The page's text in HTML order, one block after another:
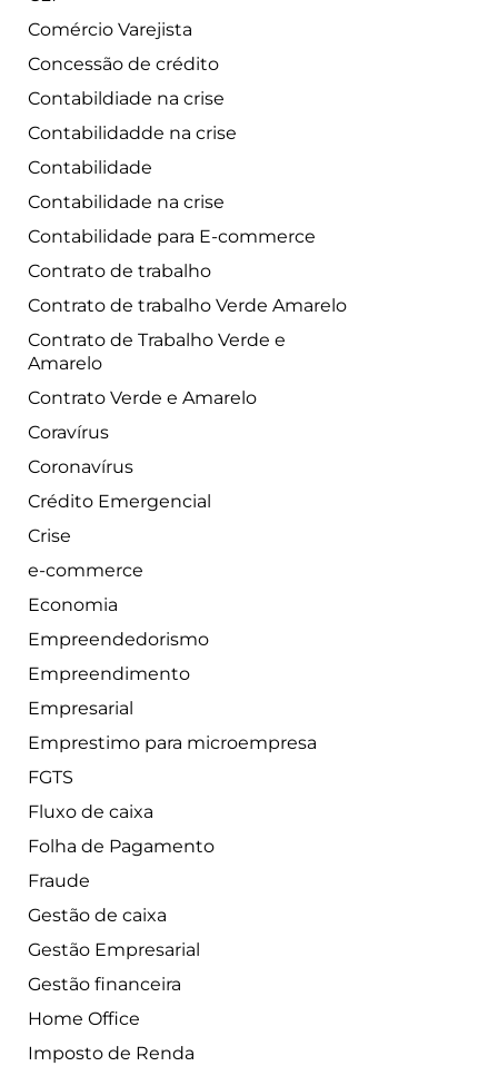
Comércio Varejista
Concessão de crédito
Contabildiade na crise
Contabilidadde na crise
Contabilidade
Contabilidade na crise
Contabilidade para E-commerce
Contrato de trabalho
Contrato de trabalho Verde Amarelo
Contrato de Trabalho Verde e
Amarelo
Contrato Verde e Amarelo
Coravírus
Coronavírus
Crédito Emergencial
Crise
e-commerce
Economia
Empreendedorismo
Empreendimento
Empresarial
Emprestimo para microempresa
FGTS
Fluxo de caixa
Folha de Pagamento
Fraude
Gestão de caixa
Gestão Empresarial
Gestão financeira
Home Office
Imposto de Renda